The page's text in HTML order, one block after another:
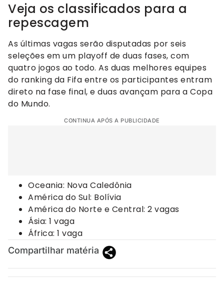
Veja os classificados para a
repescagem
As últimas vagas serão disputadas por seis
seleções em um playoff de duas fases, com
quatro jogos ao todo. As duas melhores equipes
do ranking da Fifa entre os participantes entram
direto na fase final, e duas avançam para a Copa
do Mundo.
CONTINUA APÓS A PUBLICIDADE
Oceania: Nova Caledônia
América do Sul: Bolívia
América do Norte e Central: 2 vagas
Ásia: 1 vaga
África: 1 vaga
Compartilhar matéria